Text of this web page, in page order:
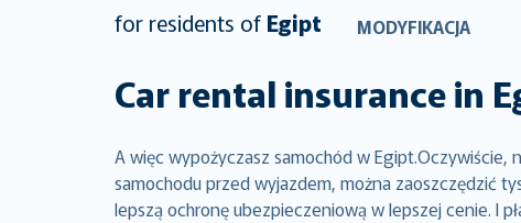
for residents of Egipt MODYFIKACJA
Car rental insurance in
A więc wypożyczasz samochód w
samochodu przed wyjazdem, można zaoszczędzić
lepszą ochronę ubezpieczeniową w lepszej cenie. I